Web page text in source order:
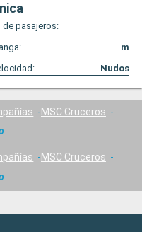
de pasajeros:
m
Nudos
MSC Cruceros
MSC Cruceros